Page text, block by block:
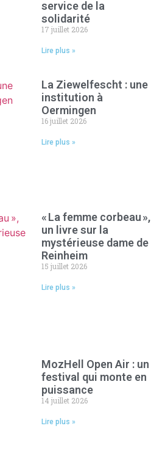
service de la
solidarité
17 juillet 2026
Lire plus »
La Ziewelfescht : une
institution à
Oermingen
16 juillet 2026
Lire plus »
« La femme corbeau »,
un livre sur la
mystérieuse dame de
Reinheim
15 juillet 2026
Lire plus »
MozHell Open Air : un
festival qui monte en
puissance
14 juillet 2026
Lire plus »